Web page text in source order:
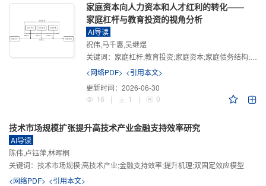
家庭资本向人力资本和人才红利的转化——
家庭杠杆与教育投资的视角分析
AI导读
祝伟,马千惠,吴继煜
关键词： 家庭杠杆;教育投资;家庭资本;家庭债务结构;CHFS
<网络PDF> <引用本文>
更新时间： 2026-06-30
16
| 1 | 0
技术市场规模扩张提升高技术产业金融支持效率研究
AI导读
陈伟,卢钰萍,林晖桐
关键词： 技术市场规模;高技术产业;金融支持效率;提升机理;双固定效应模型
<网络PDF> <引用本文>